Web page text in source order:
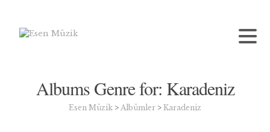
Albums Genre for: Karadeniz
Esen Müzik > Albümler > Karadeniz